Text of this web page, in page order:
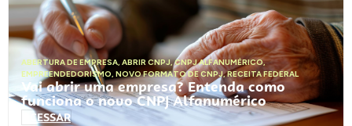
ABERTURA DE EMPRESA, ABRIR CNPJ,CNPJ ALFANUMÉRICO,
EMPREENDEDORISMO, NOVO FORMATO DE CNPJ,RECEITA FEDERAL
Vai abrir uma empresa? Entenda como
funciona o novo CNPJ Alfanumérico
ACESSAR